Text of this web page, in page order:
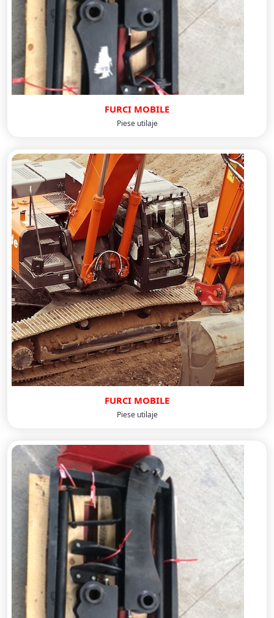
FURCI MOBILE
Piese utilaje
FURCI MOBILE
Piese utilaje